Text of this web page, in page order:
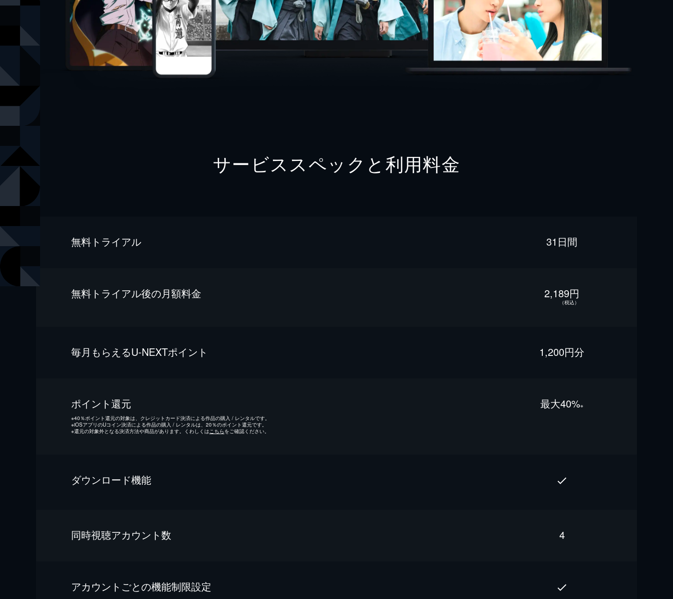
サービススペックと利用料金
無料トライアル 31日間
無料トライアル後の⽉額料金 2,189円
（税込）
毎⽉もらえるU-NEXTポイント 1,200円分
ポイント還元 最⼤40%※
※40％ポイント還元の対象は、クレジットカード決済による作品の購入 / レンタルです。
※iOSアプリのUコイン決済による作品の購入 / レンタルは、20％のポイント還元です。
※還元の対象外となる決済方法や商品があります。くわしくはこちらをご確認ください。
ダウンロード機能
同時視聴アカウント数 4
アカウントごとの機能制限設定